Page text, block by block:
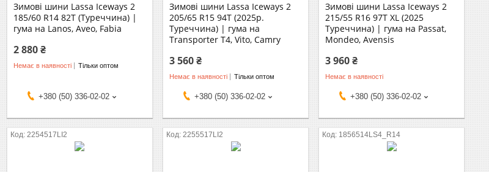
Зимові шини Lassa Iceways 2
185/60 R14 82T (Туреччина) |
гума на Lanos, Aveo, Fabia
2 880 ₴
Немає в наявності Тільки оптом
+380 (50) 336-02-02
Зимові шини Lassa Iceways 2
205/65 R15 94T (2025р.
Туреччина) | гума на
Transporter T4, Vito, Camry
3 560 ₴
Немає в наявності Тільки оптом
+380 (50) 336-02-02
Зимові шини Lassa Iceways 2
215/55 R16 97T XL (2025
Туреччина) | гума на Passat,
Mondeo, Avensis
3 960 ₴
Немає в наявності
+380 (50) 336-02-02
2254517LI2 2255517LI2 1856514LS4_R14